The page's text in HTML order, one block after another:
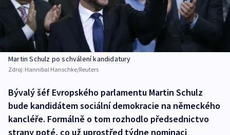
Martin Schulz po schválení kandidatury
Zdroj: Hannibal Hanschke/Reuters
Bývalý šéf Evropského parlamentu Martin Schulz
bude kandidátem sociální demokracie na německého
kancléře. Formálně o tom rozhodlo předsednictvo
strany poté, co už uprostřed týdne nominaci